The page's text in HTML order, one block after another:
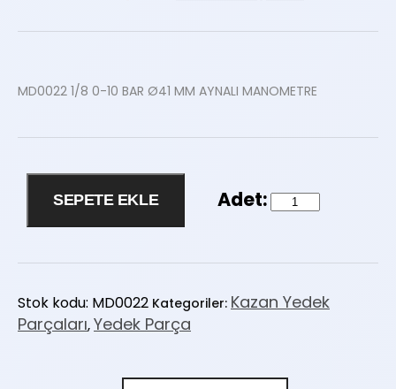
MD0022 1/8 0-10 BAR Ø41 MM AYNALI MANOMETRE
SEPETE EKLE
Stok kodu: MD0022 Kategoriler: Kazan Yedek
Parçaları, Yedek Parça